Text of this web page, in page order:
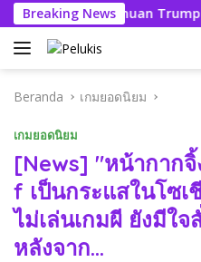
Langsung
ke
konten
Breaking News
Pertemuan Trump dan Xi
Beranda เกมยอดนิยม
เกมยอดนิยม
[News] "หน้ากาก
f เป็นกระแสในโซ
ไม่เล่นเกมผี ยังมีใ
หลังจาก…